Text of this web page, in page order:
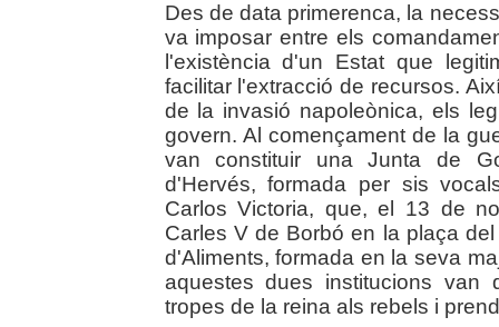
Des de data primerenca, la
va imposar entre els
l'existència d'un Estat que
facilitar l'extracció de recursos.
de la invasió napoleònica, els
govern. Al començament de la
van constituir una Junta de
d'Hervés, formada per sis
Carlos Victoria, que, el 13 de
Carles V de Borbó en la plaça
d'Aliments, formada en la seva
aquestes dues institucions van
tropes de la reina als rebels i